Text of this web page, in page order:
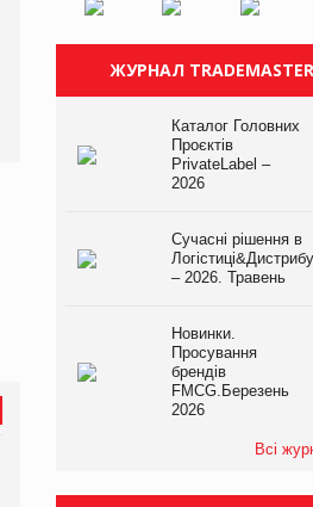
ЖУРНАЛ TRADEMASTER
Каталог Головних
Проєктів
PrivateLabel –
2026
Сучасні рішення в
– 2026. Травень
Новинки.
Просування
брендів
FMCG.Березень
2026
Всі